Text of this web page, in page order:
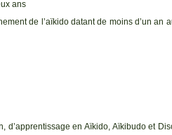
ans
de l’aïkido datant de moins d’un an
d’apprentissage en Aïkido, Aïkibudo et